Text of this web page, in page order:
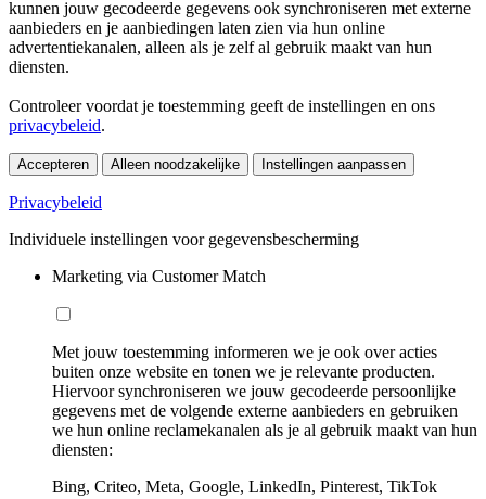
kunnen jouw gecodeerde gegevens ook synchroniseren met externe
aanbieders en je aanbiedingen laten zien via hun online
advertentiekanalen, alleen als je zelf al gebruik maakt van hun
diensten.
Controleer voordat je toestemming geeft de instellingen en ons
privacybeleid.
Accepteren Alleen noodzakelijke Instellingen aanpassen
Privacybeleid
Individuele instellingen voor gegevensbescherming
Marketing via Customer Match
Met jouw toestemming informeren we je ook over acties
buiten onze website en tonen we je relevante producten.
Hiervoor synchroniseren we jouw gecodeerde persoonlijke
gegevens met de volgende externe aanbieders en gebruiken
we hun online reclamekanalen als je al gebruik maakt van hun
diensten:
Bing, Criteo, Meta, Google, LinkedIn, Pinterest, TikTok